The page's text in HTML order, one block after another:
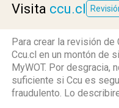
Visita ccu.cl
Para crear la revisión de
Ccu.cl en un montón de
MyWOT. Por desgracia,
suficiente si Ccu es
fraudulento. Lo